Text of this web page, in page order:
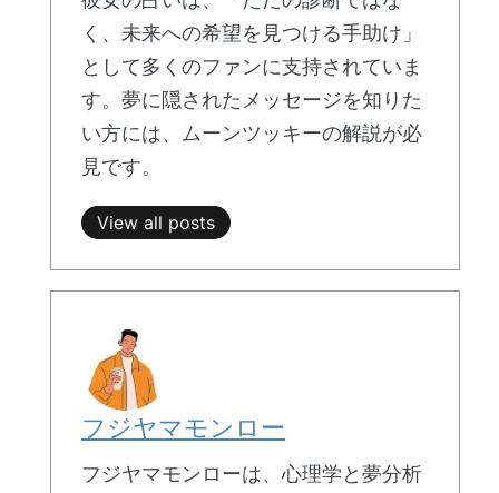
く、未来への希望を見つける手助け」
として多くのファンに支持されていま
す。夢に隠されたメッセージを知りた
い方には、ムーンツッキーの解説が必
見です。
View all posts
フジヤマモンロー
フジヤマモンローは、心理学と夢分析